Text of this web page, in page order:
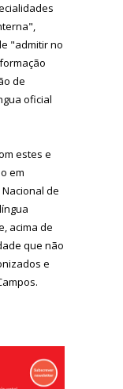
"admitir no
de
oficial
estes e
em
de
acima de
que não
e